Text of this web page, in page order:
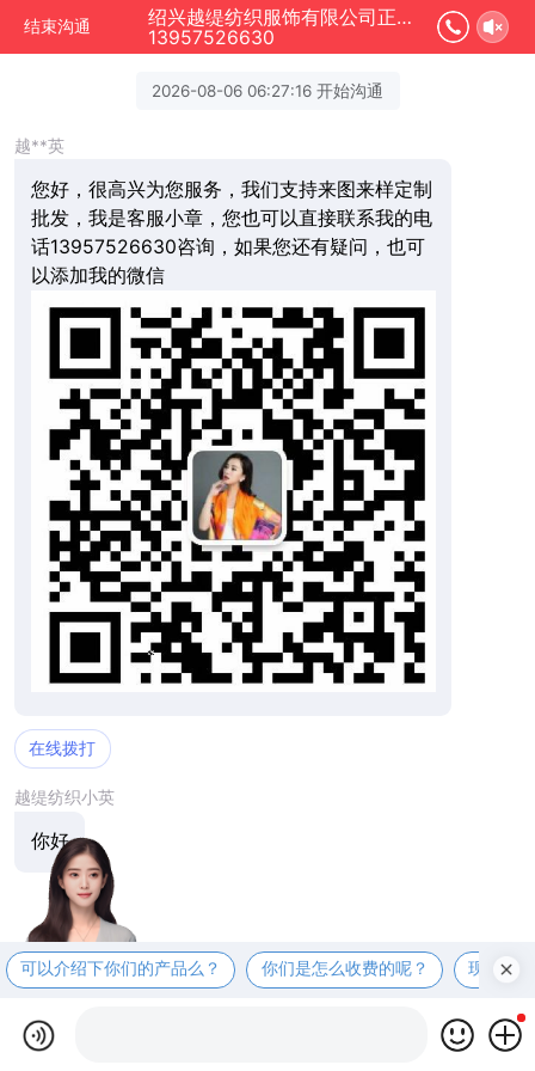
结束沟通
绍兴越缇纺织服饰有限公司正在为您服务
13957526630
2026-08-06 06:27:16 开始沟通
越**英
您好，很高兴为您服务，我们支持来图来样定制
批发，我是客服小章，您也可以直接联系我的电
话13957526630咨询，如果您还有疑问，也可
以添加我的微信
在线拨打
越缇纺织小英
你好
可以介绍下你们的产品么？ 你们是怎么收费的呢？ 现在有